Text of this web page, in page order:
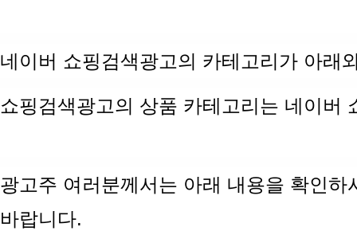
네이버 쇼핑검색광고의 카테고리가 아래
쇼핑검색광고의 상품 카테고리는 네이버
광고주 여러분께서는 아래 내용을 확인
바랍니다.